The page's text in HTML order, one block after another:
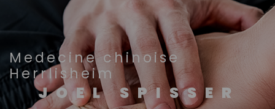
Medecine chinoise
Herrlisheim
JOEL SPISSER